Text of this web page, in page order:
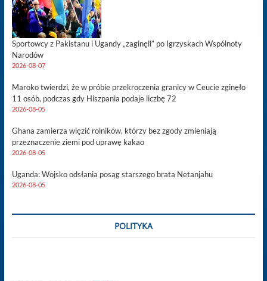
Sportowcy z Pakistanu i Ugandy „zaginęli” po Igrzyskach Wspólnoty
Narodów
2026-08-07
Maroko twierdzi, że w próbie przekroczenia granicy w Ceucie zginęło
11 osób, podczas gdy Hiszpania podaje liczbę 72
2026-08-05
Ghana zamierza więzić rolników, którzy bez zgody zmieniają
przeznaczenie ziemi pod uprawę kakao
2026-08-05
Uganda: Wojsko odsłania posąg starszego brata Netanjahu
2026-08-05
POLITYKA